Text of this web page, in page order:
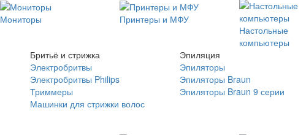
Мониторы
Принтеры и МФУ
Настольные
компьютеры
Бритьё и стрижка
Электробритвы
Электробритвы Philips
Триммеры
Машинки для стрижки волос
Эпиляция
Эпиляторы
Эпиляторы Braun
Эпиляторы Braun 9 серии